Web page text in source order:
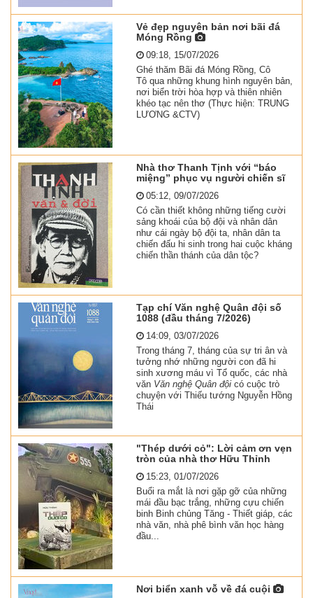
Vẻ đẹp nguyên bản nơi bãi đá
Móng Rồng
09:18, 15/07/2026
Ghé thăm Bãi đá Móng Rồng, Cô
Tô qua những khung hình nguyên bản,
nơi biển trời hòa hợp và thiên nhiên
khéo tạc nên thơ (Thực hiện: TRUNG
LƯƠNG &CTV)
Nhà thơ Thanh Tịnh với “báo
miệng” phục vụ người chiến sĩ
05:12, 09/07/2026
Có cần thiết không những tiếng cười
sảng khoái của bộ đội và nhân dân
như cái ngày bộ đội ta, nhân dân ta
chiến đấu hi sinh trong hai cuộc kháng
chiến thần thánh của dân tộc?
Tạp chí Văn nghệ Quân đội số
1088 (đầu tháng 7/2026)
14:09, 03/07/2026
Trong tháng 7, tháng của sự tri ân và
tưởng nhớ những người con đã hi
sinh xương máu vì Tổ quốc, các nhà
văn Văn nghệ Quân độicó cuộc trò
chuyện với Thiếu tướng Nguyễn Hồng
Thái
"Thép dưới cỏ": Lời cảm ơn vẹn
tròn của nhà thơ Hữu Thỉnh
15:23, 01/07/2026
Buổi ra mắt là nơi gặp gỡ của những
mái đầu bạc trắng, những cựu chiến
binh Binh chủng Tăng - Thiết giáp, các
nhà văn, nhà phê bình văn học hàng
đầu...
Nơi biển xanh vỗ về đá cuội